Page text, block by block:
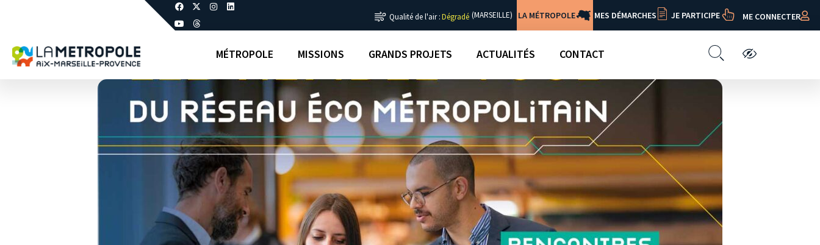
Qualité de l'air :Dégradé (MARSEILLE) LA MÉTROPOLE MES DÉMARCHES JE PARTICIPE ME CONNECTER
MÉTROPOLE MISSIONS GRANDS PROJETS ACTUALITÉS CONTACT